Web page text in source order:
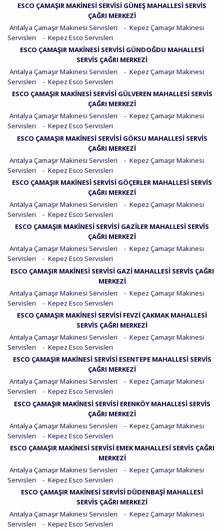
ESCO ÇAMAŞIR MAKINESI SERVISI GÜNEŞ MAHALLESI SERVIS
ÇAĞRI MERKEZI
Antalya Çamaşır Makinesi Servisleri
- Kepez Çamaşır Makinesi
Servisleri
- Kepez Esco Servisleri
ESCO ÇAMAŞIR MAKINESI SERVISI GÜNDOĞDU MAHALLESI
SERVIS ÇAĞRI MERKEZI
Antalya Çamaşır Makinesi Servisleri
- Kepez Çamaşır Makinesi
Servisleri
- Kepez Esco Servisleri
ESCO ÇAMAŞIR MAKINESI SERVISI GÜLVEREN MAHALLESI SERVIS
ÇAĞRI MERKEZI
Antalya Çamaşır Makinesi Servisleri
- Kepez Çamaşır Makinesi
Servisleri
- Kepez Esco Servisleri
ESCO ÇAMAŞIR MAKINESI SERVISI GÖKSU MAHALLESI SERVIS
ÇAĞRI MERKEZI
Antalya Çamaşır Makinesi Servisleri
- Kepez Çamaşır Makinesi
Servisleri
- Kepez Esco Servisleri
ESCO ÇAMAŞIR MAKINESI SERVISI GÖÇERLER MAHALLESI SERVIS
ÇAĞRI MERKEZI
Antalya Çamaşır Makinesi Servisleri
- Kepez Çamaşır Makinesi
Servisleri
- Kepez Esco Servisleri
ESCO ÇAMAŞIR MAKINESI SERVISI GAZILER MAHALLESI SERVIS
ÇAĞRI MERKEZI
Antalya Çamaşır Makinesi Servisleri
- Kepez Çamaşır Makinesi
Servisleri
- Kepez Esco Servisleri
ESCO ÇAMAŞIR MAKINESI SERVISI GAZI MAHALLESI SERVIS ÇAĞRI
MERKEZI
Antalya Çamaşır Makinesi Servisleri
- Kepez Çamaşır Makinesi
Servisleri
- Kepez Esco Servisleri
ESCO ÇAMAŞIR MAKINESI SERVISI FEVZI ÇAKMAK MAHALLESI
SERVIS ÇAĞRI MERKEZI
Antalya Çamaşır Makinesi Servisleri
- Kepez Çamaşır Makinesi
Servisleri
- Kepez Esco Servisleri
ESCO ÇAMAŞIR MAKINESI SERVISI ESENTEPE MAHALLESI SERVIS
ÇAĞRI MERKEZI
Antalya Çamaşır Makinesi Servisleri
- Kepez Çamaşır Makinesi
Servisleri
- Kepez Esco Servisleri
ESCO ÇAMAŞIR MAKINESI SERVISI ERENKÖY MAHALLESI SERVIS
ÇAĞRI MERKEZI
Antalya Çamaşır Makinesi Servisleri
- Kepez Çamaşır Makinesi
Servisleri
- Kepez Esco Servisleri
ESCO ÇAMAŞIR MAKINESI SERVISI EMEK MAHALLESI SERVIS ÇAĞRI
MERKEZI
Antalya Çamaşır Makinesi Servisleri
- Kepez Çamaşır Makinesi
Servisleri
- Kepez Esco Servisleri
ESCO ÇAMAŞIR MAKINESI SERVISI DÜDENBAŞI MAHALLESI
SERVIS ÇAĞRI MERKEZI
Antalya Çamaşır Makinesi Servisleri
- Kepez Çamaşır Makinesi
Servisleri
- Kepez Esco Servisleri